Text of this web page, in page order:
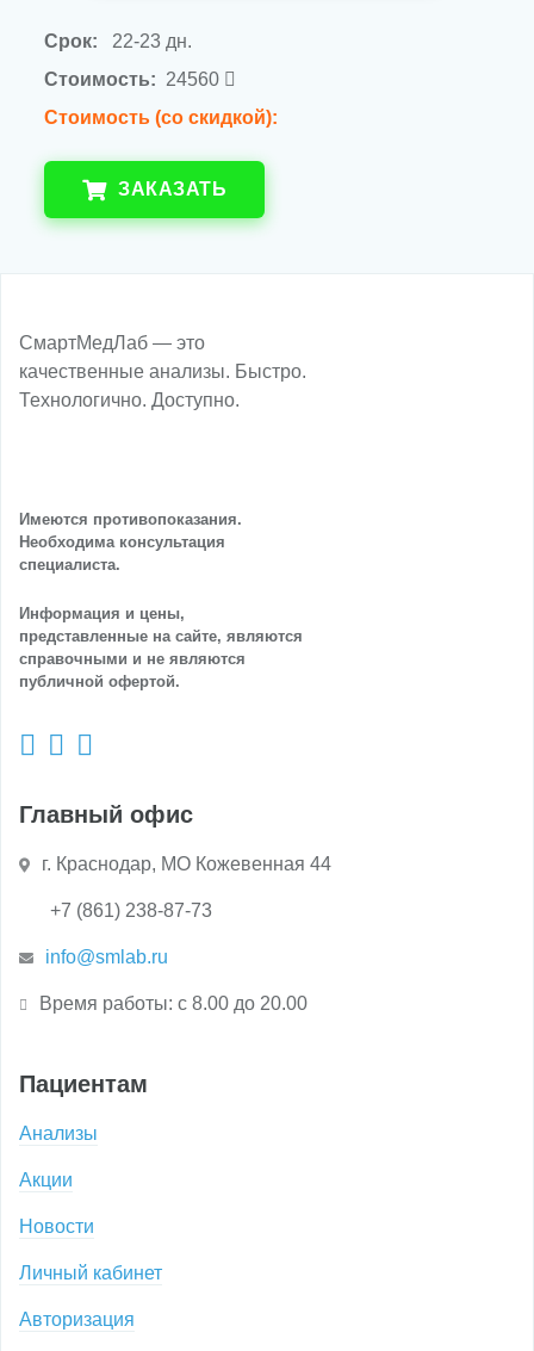
Срок:
22-23 дн.
Стоимость: 24560
Стоимость (со скидкой):
ЗАКАЗАТЬ
СмартМедЛаб — это
качественные анализы. Быстро.
Технологично. Доступно.
Имеются противопоказания.
Необходима консультация
специалиста.
Информация и цены,
представленные на сайте, являются
справочными и не являются
публичной офертой.
Пациентам
Анализы
Акции
Новости
Личный кабинет
Авторизация
Главный офис
г. Краснодар, МО Кожевенная 44
+7 (861) 238-87-73
info@smlab.ru
Время работы: с 8.00 до 20.00